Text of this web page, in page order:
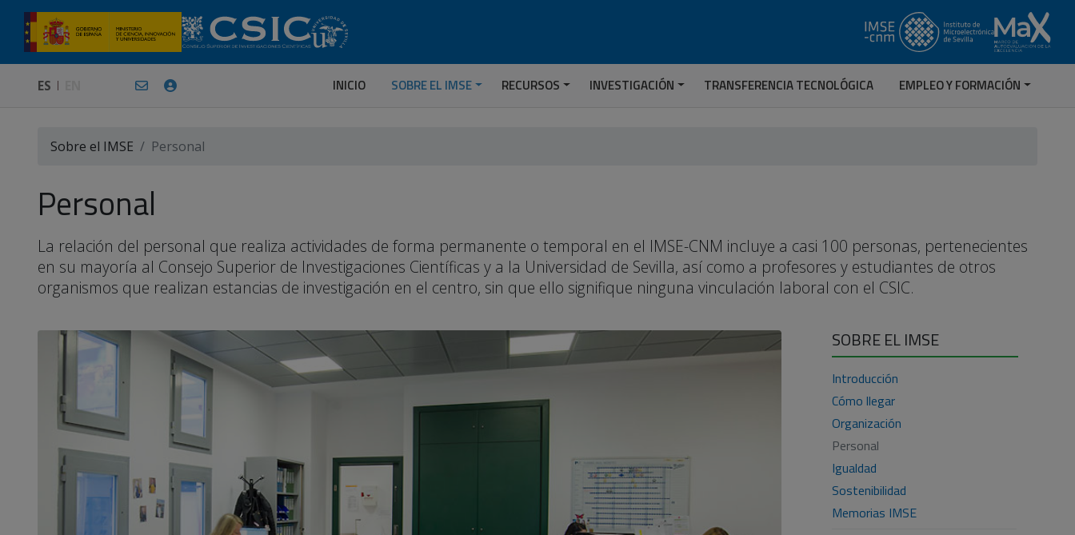
ES INICIO SOBRE EL IMSE RECURSOS INVESTIGACIÓN TRANSFERENCIA TECNOLÓGICA EMPLEO Y FORMACIÓN
Sobre el IMSE Personal
Personal
La relación del personal que realiza actividades de forma permanente o temporal en el IMSE-CNM incluye a casi 100 personas, pertenecientes
en su mayoría al Consejo Superior de Investigaciones Científicas y a la Universidad de Sevilla, así como a profesores y estudiantes de otros
organismos que realizan estancias de investigación en el centro, sin que ello signifique ninguna vinculación laboral con el CSIC.
SOBRE EL IMSE
Introducción
Cómo llegar
Organización
Personal
Igualdad
Sostenibilidad
Memorias IMSE